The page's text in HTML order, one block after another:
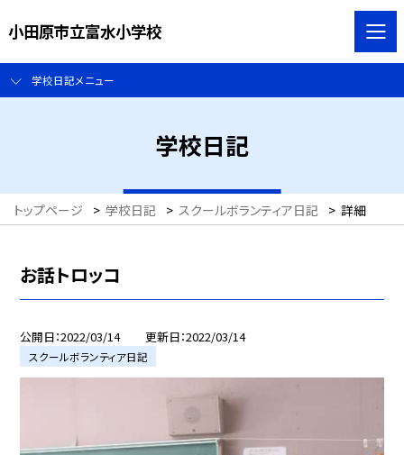
小田原市立富水小学校
学校日記メニュー
学校日記
トップページ > 学校日記 > スクールボランティア日記 > 詳細
お話トロッコ
公開日 2022/03/14 更新日 2022/03/14
スクールボランティア日記